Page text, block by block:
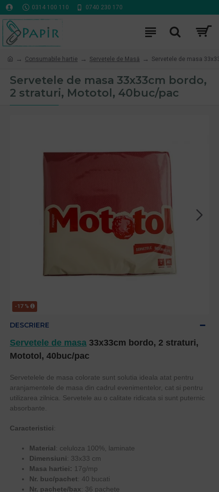
0314 100 110 0740 230 170
Consumabile hartie Șervețele de Masă Servetele de masa
Servetele de masa 33x33cm bordo,
2 straturi, Mototol, 40buc/pac
-17 %
DESCRIERE
Servetele de masa 33x33cm bordo, 2 straturi,
Mototol, 40buc/pac
Servetelele de masa colorate sunt solutia ideala atat pentru
aranjamentele de masa din cadrul evenimentelor, cat si pentru
utilizarea zilnica. Servetele au o calitate ridicata si sunt puternic
absorbante.
Caracteristici:
Material: celuloza 100%, laminate
Dimensiuni: 33x33 cm
Masa hartiei: 17g/mp
Nr. buc/pachet: 40 bucati
Nr. pachete/bax: 36 pachete